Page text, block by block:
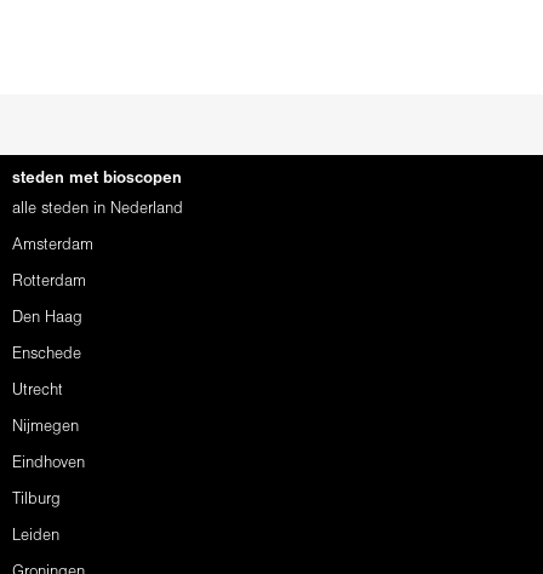
steden met bioscopen
alle steden in Nederland
Amsterdam
Rotterdam
Den Haag
Enschede
Utrecht
Nijmegen
Eindhoven
Tilburg
Leiden